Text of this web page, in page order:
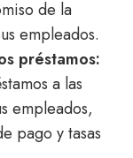
de la
empleados.
préstamos:
a las
empleados,
pago y tasas